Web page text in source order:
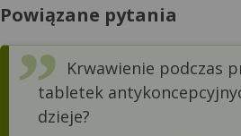
Powiązane pytania
Krwawienie podczas
tabletek
dzieje?